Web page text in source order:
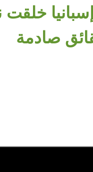
صادمة